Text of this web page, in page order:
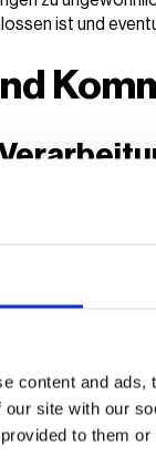
content and
our site with our
to them
ist und
Mail,
Produkte und
Informationen,